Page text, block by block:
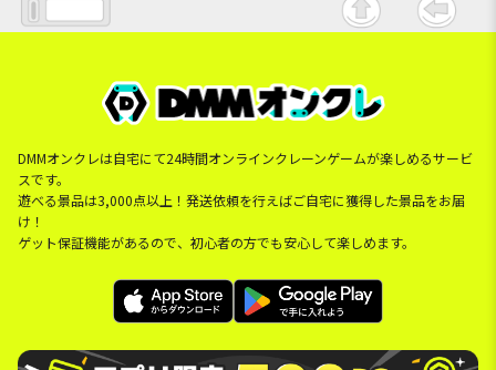
DMMオンクレは自宅にて24時間オンラインクレーンゲームが楽しめるサービ
スです。
遊べる景品は3,000点以上！発送依頼を行えばご自宅に獲得した景品をお届
け！
ゲット保証機能があるので、初心者の方でも安心して楽しめます。